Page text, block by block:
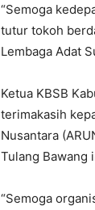
“Semoga
tutur tokoh
Lembaga Adat
Ketua KBSB
terimakasih
Nusantara
Tulang Bawang
“Semoga